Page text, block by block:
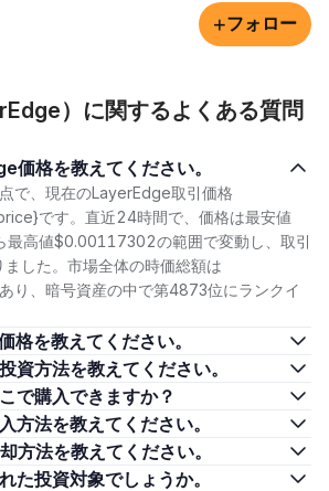
+フォロー
）に関するよくある質問
価格を教えてください。
で、現在のLayerEdge取引価格
です。直近24時間で、価格は最安値
高値$0.00117302の範囲で変動し、取引
した。市場全体の時価総額は
り、暗号資産の中で第4873位にランクイ
格を教えてください。
資方法を教えてください。
で購入できますか？
方法を教えてください。
方法を教えてください。
た投資対象でしょうか。